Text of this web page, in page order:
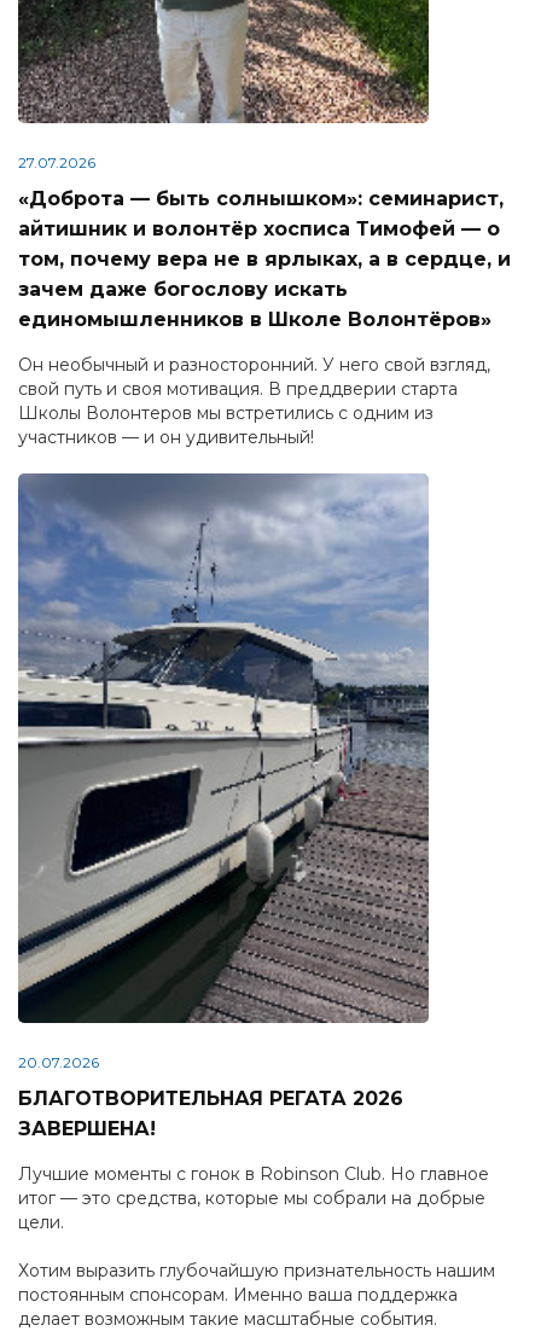
27.07.2026
«Доброта — быть солнышком»: семинарист,
айтишник и волонтёр хосписа Тимофей — о
том, почему вера не в ярлыках, а в сердце, и
зачем даже богослову искать
единомышленников в Школе Волонтёров»
Он необычный и разносторонний. У него свой взгляд,
свой путь и своя мотивация. В преддверии старта
Школы Волонтеров мы встретились с одним из
участников — и он удивительный!
20.07.2026
БЛАГОТВОРИТЕЛЬНАЯ РЕГАТА 2026
ЗАВЕРШЕНА!
Лучшие моменты с гонок в Robinson Club. Но главное
итог — это средства, которые мы собрали на добрые
цели.
Хотим выразить глубочайшую признательность нашим
постоянным спонсорам. Именно ваша поддержка
делает возможным такие масштабные события.